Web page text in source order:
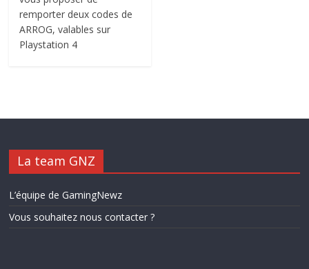
remporter deux codes de
ARROG, valables sur
Playstation 4
La team GNZ
L’équipe de GamingNewz
Vous souhaitez nous contacter ?